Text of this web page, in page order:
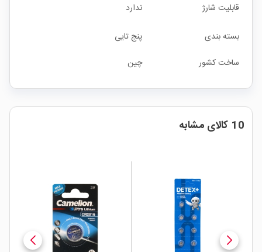
قابلیت شارژ ندارد
بسته بندی
پنج تایی
ساخت کشور
چین
10 کالای مشابه